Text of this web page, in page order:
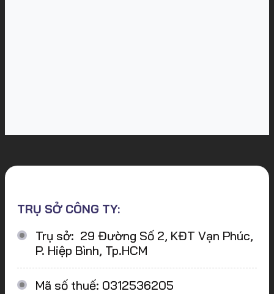
TRỤ SỞ CÔNG TY:
Trụ sở: 29 Đường Số 2, KĐT Vạn Phúc,
P. Hiệp Bình, Tp.HCM
Mã số thuế: 0312536205